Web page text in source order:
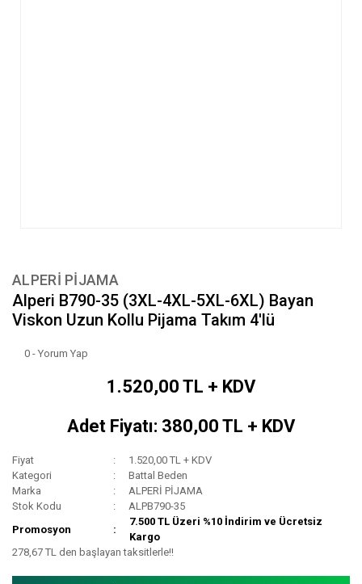
ALPERİ PİJAMA
Alperi B790-35 (3XL-4XL-5XL-6XL) Bayan
Viskon Uzun Kollu Pijama Takım 4'lü
0 - Yorum Yap
1.520,00 TL + KDV
Adet Fiyatı: 380,00 TL + KDV
Fiyat
1.520,00 TL + KDV
Kategori
Battal Beden
Marka
ALPERİ PİJAMA
Stok Kodu
ALPB790-35
Promosyon
7.500 TL Üzeri %10 İndirim ve Ücretsiz
Kargo
278,67 TL den başlayan taksitlerle!!